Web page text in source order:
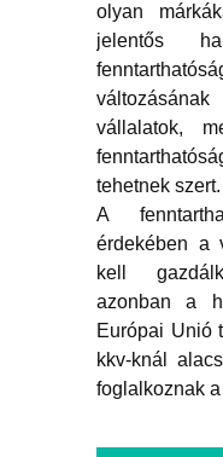
olyan
jelentős
vállalatok,
tehetnek szert.
A
érdekében a
kell
azonban a
Európai Unió
kkv-knál
foglalkoznak